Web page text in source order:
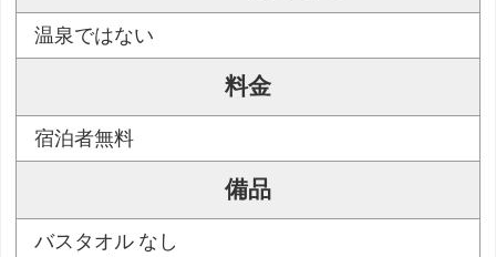
温泉ではない
料金
宿泊者無料
備品
バスタオル なし